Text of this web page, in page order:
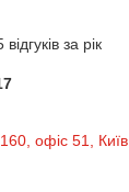
за рік
офіс 51,